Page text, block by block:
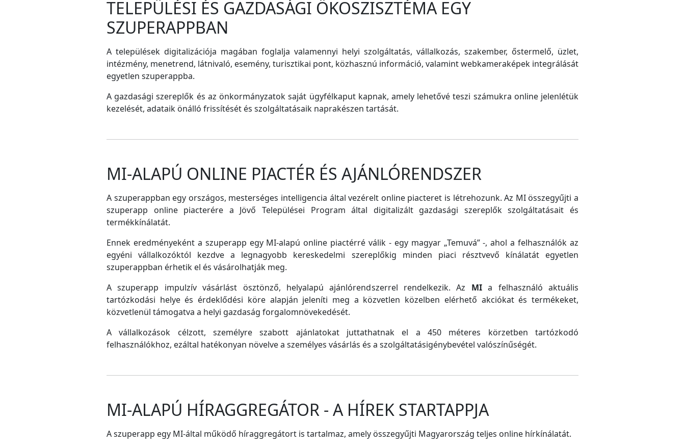
TELEPÜLÉSI ÉS GAZDASÁGI ÖKOSZISZTÉMA EGY
SZUPERAPPBAN
A települések digitalizációja magában foglalja valamennyi helyi szolgáltatás, vállalkozás, szakember, őstermelő, üzlet,
intézmény, menetrend, látnivaló, esemény, turisztikai pont, közhasznú információ, valamint webkameraképek integrálását
egyetlen szuperappba.
A gazdasági szereplők és az önkormányzatok saját ügyfélkaput kapnak, amely lehetővé teszi számukra online jelenlétük
kezelését, adataik önálló frissítését és szolgáltatásaik naprakészen tartását.
MI-ALAPÚ ONLINE PIACTÉR ÉS AJÁNLÓRENDSZER
A szuperappban egy országos, mesterséges intelligencia által vezérelt online piacteret is létrehozunk. Az MI összegyűjti a
szuperapp online piacterére a Jövő Települései Program által digitalizált gazdasági szereplők szolgáltatásait és
termékkínálatát.
Ennek eredményeként a szuperapp egy MI-alapú online piactérré válik - egy magyar „Temuvá” -, ahol a felhasználók az
egyéni vállalkozóktól kezdve a legnagyobb kereskedelmi szereplőkig minden piaci résztvevő kínálatát egyetlen
szuperappban érhetik el és vásárolhatják meg.
A szuperapp impulzív vásárlást ösztönző, helyalapú ajánlórendszerrel rendelkezik. Az MIa felhasználó aktuális
tartózkodási helye és érdeklődési köre alapján jeleníti meg a közvetlen közelben elérhető akciókat és termékeket,
közvetlenül támogatva a helyi gazdaság forgalomnövekedését.
A vállalkozások célzott, személyre szabott ajánlatokat juttathatnak el a 450 méteres körzetben tartózkodó
felhasználókhoz, ezáltal hatékonyan növelve a személyes vásárlás és a szolgáltatásigénybevétel valószínűségét.
MI-ALAPÚ HÍRAGGREGÁTOR - A HÍREK STARTAPPJA
A szuperapp egy MI-által működő híraggregátort is tartalmaz, amely összegyűjti Magyarország teljes online hírkínálatát.